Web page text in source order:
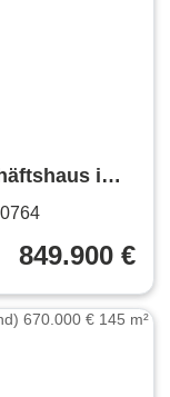
im
849.900 €